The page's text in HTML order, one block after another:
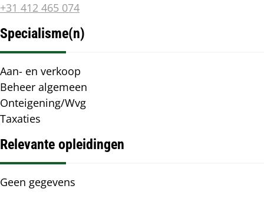
+31 412 465 074
Specialisme(n)
Specialisme(n)
Aan- en verkoop
Beheer algemeen
Onteigening/Wvg
Taxaties
Relevante opleidingen
Relevante
Geen gegevens